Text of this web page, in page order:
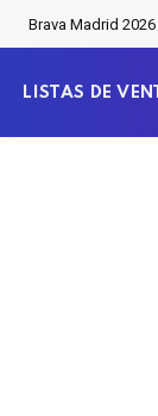
Brava Madrid 2026
LISTAS DE